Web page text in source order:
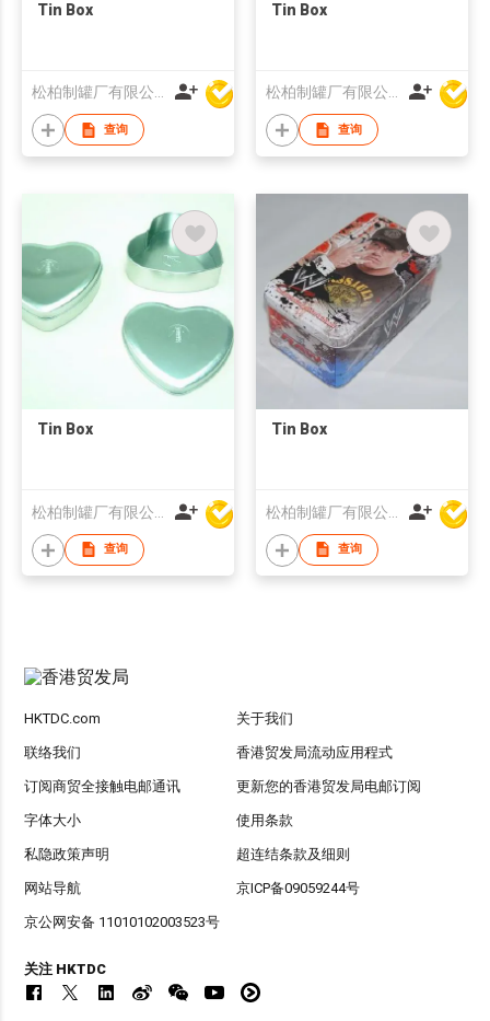
Tin Box
松柏制罐厂有限公司
查询
Tin Box
松柏制罐厂有限公司
查询
Tin Box
查询
Tin Box
查询
HKTDC.com 关于我们
联络我们 香港贸发局流动应用程式
订阅商贸全接触电邮通讯 更新您的香港贸发局电邮订阅
字体大小 使用条款
私隐政策声明 超连结条款及细则
网站导航 京ICP备09059244号
京公网安备 11010102003523号
关注 HKTDC